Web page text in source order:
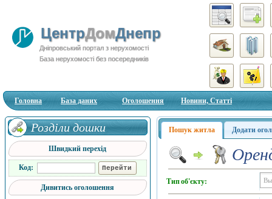
ЦентрДомДнепр
Дніпровський портал з нерухомості
База нерухомості без посередників
Головна База даних Оголошення Новини, Статті
Пошук житла Додати
Тип об'єкту:
Розділи дошки
Швидкий перехід
Код:
Дивитись оголошення